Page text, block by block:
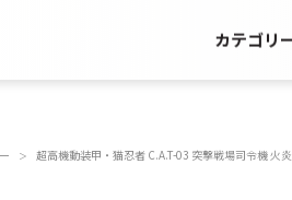
カテゴリ
＞ 超高機動装甲・猫忍者 C.A.T-03 突撃戦場司令機 火炎